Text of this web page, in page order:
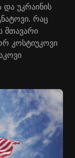
უკრაინის
რაც
მთავარი
კოსტიუკოვი